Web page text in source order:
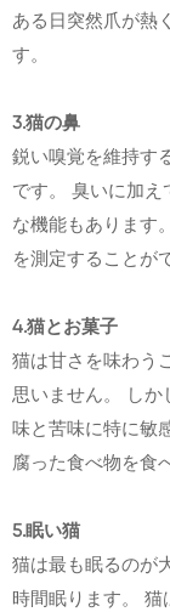
ある日突然爪が熱
す。
3.猫の鼻
鋭い嗅覚を維持す
です。 臭いに加
な機能もあります
を測定することが
4.猫とお菓子
猫は甘さを味わう
思いません。 しか
味と苦味に特に敏
腐った食べ物を食
5.眠い猫
猫は最も眠るのが
時間眠ります。